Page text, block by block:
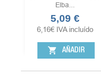
Elba...
Precio
5,09 €
6,16€ IVA incluído
shopping_cart AÑADIR